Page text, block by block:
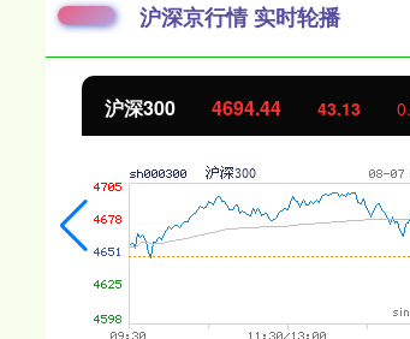
沪深京行情 实时轮播
沪深300 4694.44 43.13